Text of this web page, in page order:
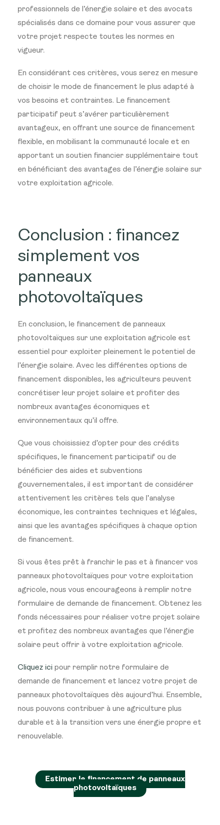
professionnels de l’énergie solaire et des avocats
spécialisés dans ce domaine pour vous assurer que
votre projet respecte toutes les normes en
vigueur.
En considérant ces critères, vous serez en mesure
de choisir le mode de financement le plus adapté à
vos besoins et contraintes. Le financement
participatif peut s’avérer particulièrement
avantageux, en offrant une source de financement
flexible, en mobilisant la communauté locale et en
apportant un soutien financier supplémentaire tout
en bénéficiant des avantages de l’énergie solaire sur
votre exploitation agricole.
Conclusion : financez
simplement vos
panneaux
photovoltaïques
En conclusion, le financement de panneaux
photovoltaïques sur une exploitation agricole est
essentiel pour exploiter pleinement le potentiel de
l’énergie solaire. Avec les différentes options de
financement disponibles, les agriculteurs peuvent
concrétiser leur projet solaire et profiter des
nombreux avantages économiques et
environnementaux qu’il offre.
Que vous choisissiez d’opter pour des crédits
spécifiques, le financement participatif ou de
bénéficier des aides et subventions
gouvernementales, il est important de considérer
attentivement les critères tels que l’analyse
économique, les contraintes techniques et légales,
ainsi que les avantages spécifiques à chaque option
de financement.
Si vous êtes prêt à franchir le pas et à financer vos
panneaux photovoltaïques pour votre exploitation
agricole, nous vous encourageons à remplir notre
formulaire de demande de financement. Obtenez les
fonds nécessaires pour réaliser votre projet solaire
et profitez des nombreux avantages que l’énergie
solaire peut offrir à votre exploitation agricole.
Cliquez ici pour remplir notre formulaire de
demande de financement et lancez votre projet de
panneaux photovoltaïques dès aujourd’hui. Ensemble,
nous pouvons contribuer à une agriculture plus
durable et à la transition vers une énergie propre et
renouvelable.
Estimer le financement de panneaux
photovoltaïques